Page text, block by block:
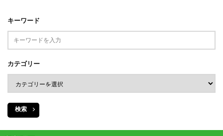
キーワード
カテゴリー
検索